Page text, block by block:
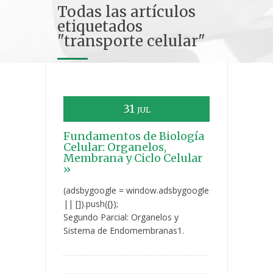
Todas las artículos
etiquetados
"transporte celular"
31 JUL
Fundamentos de Biología
Celular: Organelos,
Membrana y Ciclo Celular
»
(adsbygoogle = window.adsbygoogle
|| []).push({});
Segundo Parcial: Organelos y
Sistema de Endomembranas1.